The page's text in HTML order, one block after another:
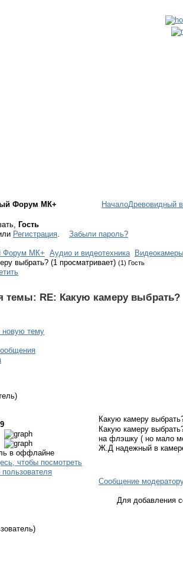
Форум МК+ НачалоДревовидный
Гость
Регистрация. Забыли пароль?
Форум МК+ Аудио и видеотехника
Видеокамеры
выбрать? (1 просматривает) (1) Гость
темы: RE: Какую камеру выбрать?
новую тему
Какую камеру
Какую камеру
на флэшку ( но мало
Ж.Д надежный в
Сообщение
Для добавления